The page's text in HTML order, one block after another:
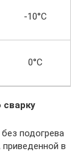
-10°С
0°С
подогрева
в